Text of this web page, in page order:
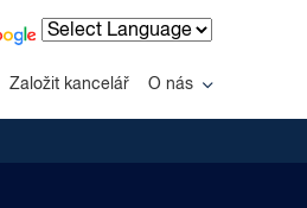
Založit kancelář O nás